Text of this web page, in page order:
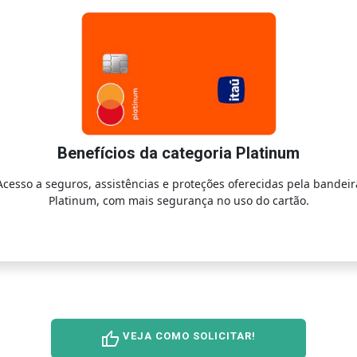
Benefícios da categoria Platinum
a seguros, assistências e proteções oferecidas pela
Platinum, com mais segurança no uso do cartão.
thumb_up VEJA COMO SOLICITAR!